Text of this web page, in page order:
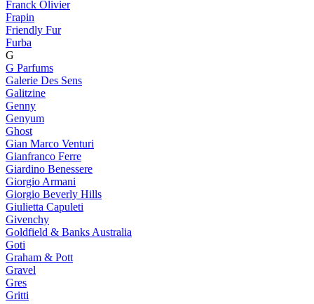
Franck Olivier
Frapin
Friendly Fur
Furba
G
G Parfums
Galerie Des Sens
Galitzine
Genny
Genyum
Ghost
Gian Marco Venturi
Gianfranco Ferre
Giardino Benessere
Giorgio Armani
Giorgio Beverly Hills
Giulietta Capuleti
Givenchy
Goldfield & Banks Australia
Goti
Graham & Pott
Gravel
Gres
Gritti